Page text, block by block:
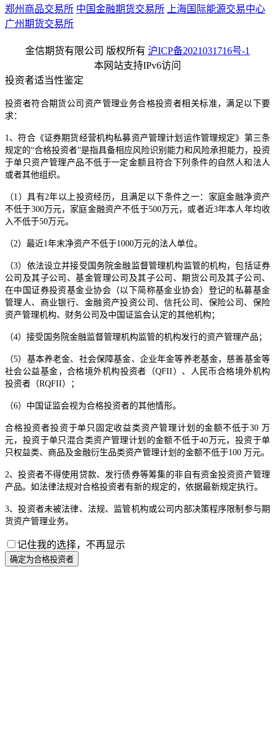
郑州商品交易所 中国金融期货交易所
上海国际能源交易中心
广州期货交易所
金信期货有限公司 版权所有 沪ICP备2021031716号-1
本网站支持IPv6访问
投资者适当性鉴定
投资者符合期货公司资产管理业务合格投资者相关标准，满足以下要
求：
1、符合《证券期货经营机构私募资产管理计划运作管理规定》第三条
规定的“合格投资者”是指具备相应风险识别能力和风险承担能力，投资
于单只资产管理产品不低于一定金额且符合下列条件的自然人和法人
或者其他组织。
（1）具有2年以上投资经历，且满足以下条件之一：家庭金融净资产
不低于300万元，家庭金融资产不低于500万元，或者近3年本人年均收
入不低于50万元。
（2）最近1年末净资产不低于1000万元的法人单位。
（3）依法设立并接受国务院金融监督管理机构监管的机构，包括证券
公司及其子公司、基金管理公司及其子公司、期货公司及其子公司、
在中国证券投资基金业协会（以下简称基金业协会）登记的私募基金
管理人、商业银行、金融资产投资公司、信托公司、保险公司、保险
资产管理机构、财务公司及中国证监会认定的其他机构；
（4）接受国务院金融监督管理机构监管的机构发行的资产管理产品；
（5）基本养老金、社会保障基金、企业年金等养老基金，慈善基金等
社会公益基金，合格境外机构投资者（QFII）、人民币合格境外机构
投资者（RQFII）；
（6）中国证监会视为合格投资者的其他情形。
合格投资者投资于单只固定收益类资产管理计划的金额不低于30 万
元，投资于单只混合类资产管理计划的金额不低于40万元，投资于单
只权益类、商品及金融衍生品类资产管理计划的金额不低于100 万元。
2、投资者不得使用贷款、发行债券等筹集的非自有资金投资资产管理
产品。如法律法规对合格投资者有新的规定的，依据最新规定执行。
3、投资者未被法律、法规、监管机构或公司内部决策程序限制参与期
货资产管理业务。
记住我的选择，不再显示
确定为合格投资者